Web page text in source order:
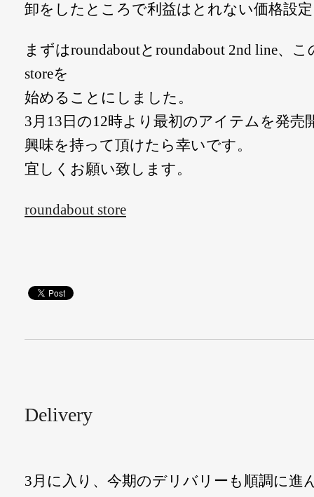
卸をしたところで利益はとれない価格設
まずはroundaboutとroundabout 2nd line、
storeを
始めることにしました。
3月13日の12時より最初のアイテムを発売
興味を持って頂けたら幸いです。
宜しくお願い致します。
roundabout store
Delivery
3月に入り、今期のデリバリーも順調に進